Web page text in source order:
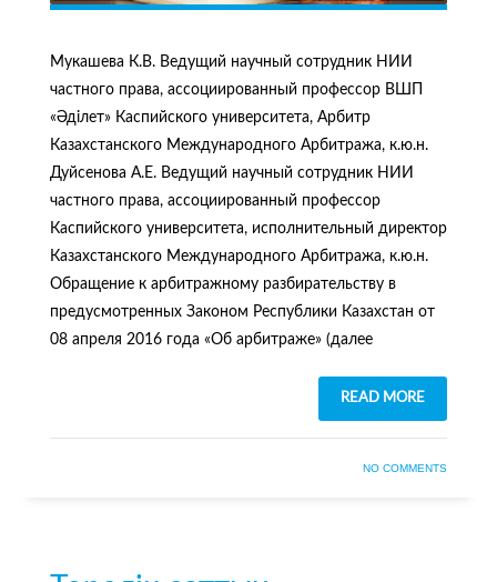
Мукашева К.В. Ведущий научный сотрудник НИИ
частного права, ассоциированный профессор ВШП
«Әділет» Каспийского университета, Арбитр
Казахстанского Международного Арбитража, к.ю.н.
Дуйсенова А.Е. Ведущий научный сотрудник НИИ
частного права, ассоциированный профессор
Каспийского университета, исполнительный директор
Казахстанского Международного Арбитража, к.ю.н.
Обращение к арбитражному разбирательству в
предусмотренных Законом Республики Казахстан от
08 апреля 2016 года «Об арбитраже» (далее
READ MORE
NO COMMENTS